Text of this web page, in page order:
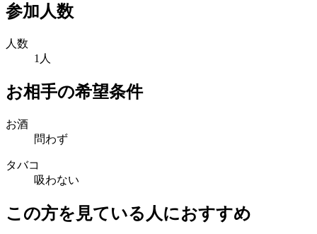
参加人数
人数
1人
お相手の希望条件
お酒
問わず
タバコ
吸わない
この方を見ている人におすすめ